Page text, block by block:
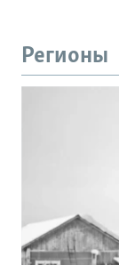
Регионы